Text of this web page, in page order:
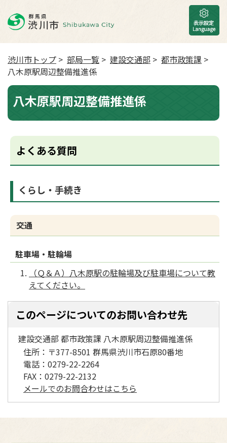
渋川市トップ > 部局一覧 > 建設交通部 > 都市政策課 >
八木原駅周辺整備推進係
八木原駅周辺整備推進係
よくある質問
くらし・手続き
交通
駐車場・駐輪場
（Ｑ＆Ａ）八木原駅の駐輪場及び駐車場について教
えてください。
このページについてのお問い合わせ先
建設交通部 都市政策課 八木原駅周辺整備推進係
住所： 〒377-8501 群馬県渋川市石原80番地
電話： 0279-22-2264
FAX： 0279-22-2132
メールでのお問合わせはこちら